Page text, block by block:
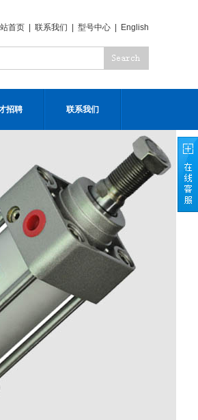
首页 联系我们 型号中心 English
招聘 联系我们